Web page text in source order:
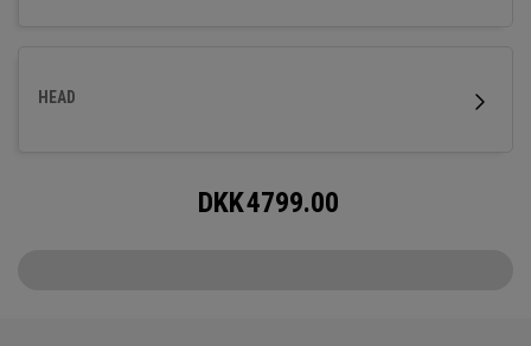
HEAD
DKK4799.00